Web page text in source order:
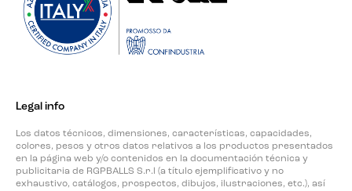
Legal info
Los datos técnicos, dimensiones, características, capacidades,
colores, pesos y otros datos relativos a los productos presentados
en la página web y/o contenidos en la documentación técnica y
publicitaria de RGPBALLS S.r.l (a título ejemplificativo y no
exhaustivo, catálogos, prospectos, dibujos, ilustraciones, etc.), así